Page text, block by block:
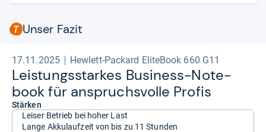
Unser Fazit
17.11.2025 Hewlett-Packard EliteBook 660 G11
Leis­tungs­star­kes Busi­ness-​Note­
book für anspruchs­volle Pro­fis
Stärken
Leiser Betrieb bei hoher Last
Lange Akkulaufzeit von bis zu 11 Stunden